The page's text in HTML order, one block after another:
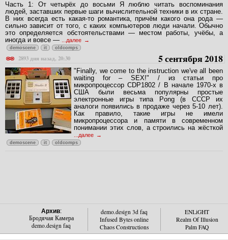
Часть 1: От четырёх до восьми Я люблю читать воспоминания
людей, заставших первые шаги вычислительной техники в их стране.
В них всегда есть какая-то романтика, причём какого она рода —
сильно зависит от того, с каких компьютеров люди начали. Обычно
это определяется обстоятельствами — местом работы, учёбы, а
иногда и вовсе —
...далее
demoscene it oldcomps
2893 дня назад, 20:30 5 сентября 2018
"Finally, we come to the instruction we've all been
waiting for – SEX!" / из статьи про
микропроцессор CDP1802 / В начале 1970-х в
США были весьма популярны простые
электронные игры типа Pong (в СССР их
аналоги появились в продаже через 5-10 лет).
Как правило, такие игры не имели
микропроцессора и памяти в современном
понимании этих слов, а строились на жёсткой
...далее
demoscene it oldcomps
Архив:
Бродячая Камера
demo.design faq
demo.design 3d faq
Infused Bytes online
Chaos Constructions
ENLiGHT
Realm Of Illusion
Palm FAQ